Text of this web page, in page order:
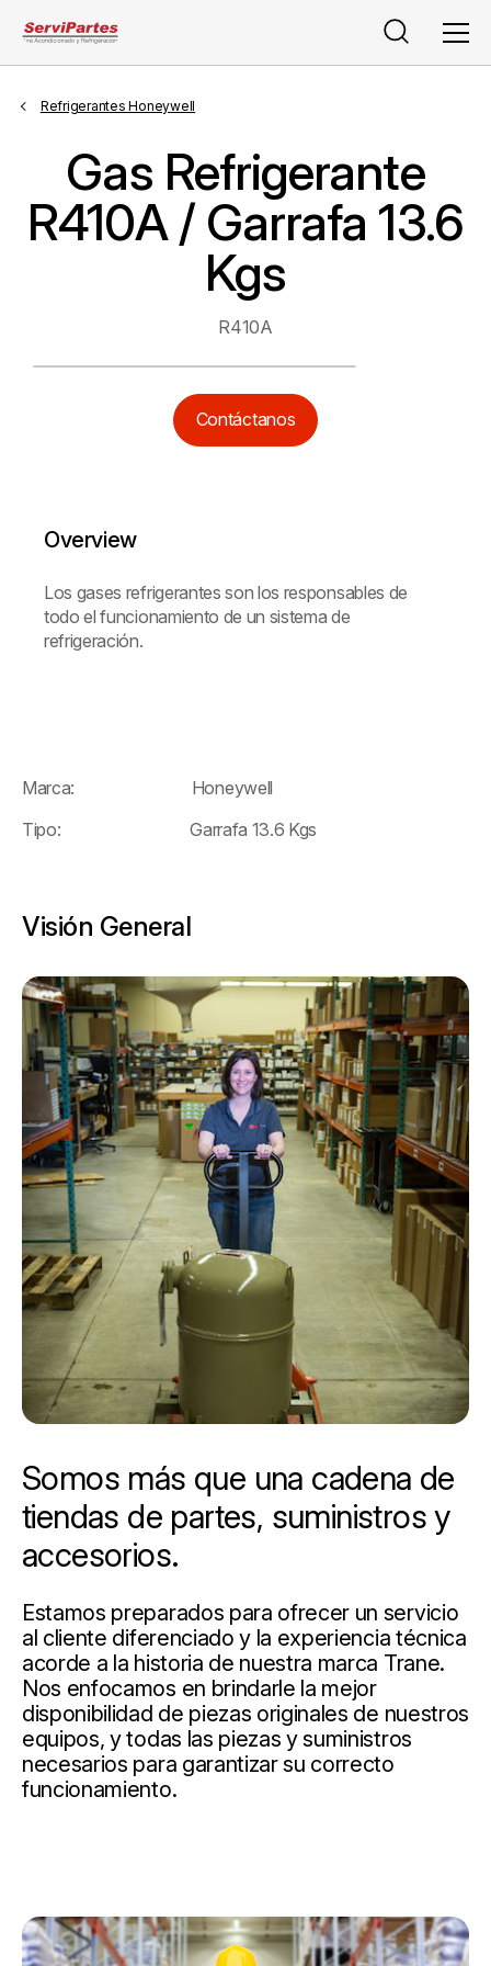
Buscar
Refrigerantes Honeywell
Gas Refrigerante
R410A / Garrafa 13.6
Kgs
R410A
Contáctanos
Overview
Los gases refrigerantes son los responsables de
todo el funcionamiento de un sistema de
refrigeración.
Marca: Honeywell
Tipo: Garrafa 13.6 Kgs
Visión General
Somos más que una cadena de
tiendas de partes, suministros y
accesorios.
Estamos preparados para ofrecer un servicio
al cliente diferenciado y la experiencia técnica
acorde a la historia de nuestra marca Trane.
Nos enfocamos en brindarle la mejor
disponibilidad de piezas originales de nuestros
equipos, y todas las piezas y suministros
necesarios para garantizar su correcto
funcionamiento.